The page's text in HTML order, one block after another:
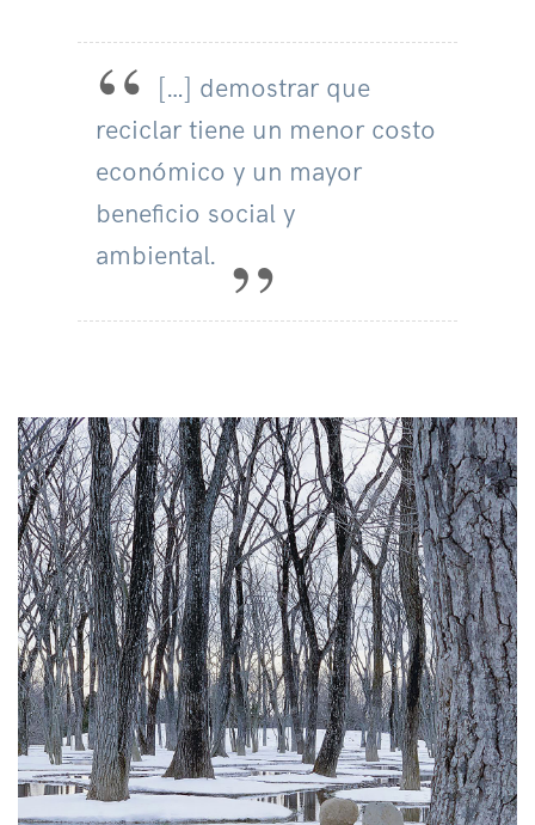
[…] demostrar que
reciclar tiene un menor costo
económico y un mayor
beneficio social y
ambiental.